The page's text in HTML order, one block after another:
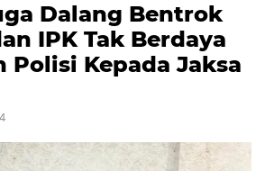
Dalang Bentrok
IPK Tak Berdaya
Polisi Kepada Jaksa